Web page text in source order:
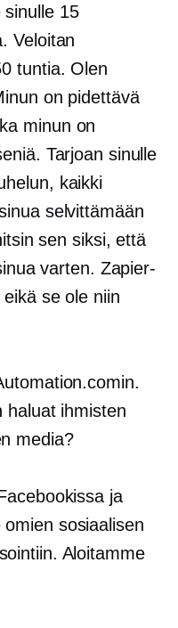
15
Veloitan
tuntia. Olen
on pidettävä
minun on
Tarjoan sinulle
kaikki
selvittämään
sen siksi, että
varten. Zapier-
se ole niin
haluat ihmisten
media?
ja
sosiaalisen
Aloitamme